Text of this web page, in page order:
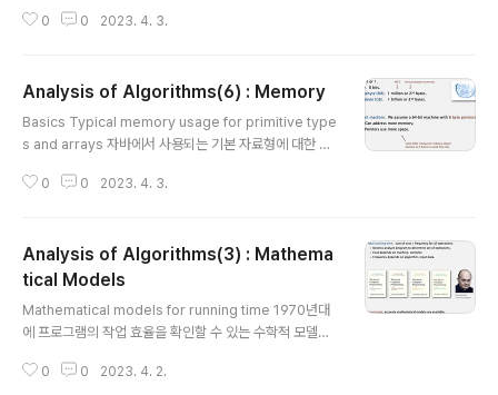
: 처리하기 가장 어려운 형태의 input이 주어진 경우 Aver
한 최적의 알고리즘을 찾기 위해서, 우선 어려운 문제를 기
준으로 접근해야 합니다. 즉, 최악의 상황을 가정하고 이를
개선하는 방식으로 접근하는 것이죠. Commonly-used
우리에게 잘 알려진 것은 중간의 빅오 표기법이지만 세 개
0 0 2023. 4. 3.
Analysis of Algorithms(6) : Memory
Basics Typical memory usage for primitive type
s and arrays 자바에서 사용되는 기본 자료형에 대한 메
인 메모리 크기를 갖지만, 나머지는 가변적인, 즉 N과 M의
모리가 얼마 정도 필요한지 계산하고 있습니다. primitive
type 네 개가 각각 4바이트를 차지하기 때문에 합이 16바
이트 입니다. 이것을 모두 감싸는 공간 object overhea
d와 합쳐 총 32바이트가 됩니다. 우측의 예시는 value라
0 0 2023. 4. 3.
Analysis of Algorithms(3) : Mathema
tical Models
Mathematical models for running time 1970년대
에 프로그램의 작업 효율을 확인할 수 있는 수학적 모델이
에는 이런 표를 참고해서 프로그램을 만들었다고 하네요..
0 0 2023. 4. 2.